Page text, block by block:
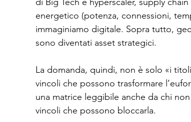
energetico (potenza, connessioni,
immaginiamo digitale. Sopra tutto,
sono diventati asset strategici.
La domanda, quindi, non è solo «i
vincoli che possono trasformare
una matrice leggibile anche da chi
vincoli che possono bloccarla.